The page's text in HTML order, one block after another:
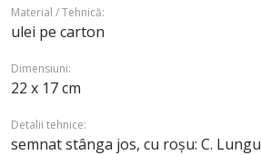
Material / Tehnică:
ulei pe carton
Dimensiuni:
22 x 17 cm
Detalii tehnice:
semnat stânga jos, cu roșu: C. Lungu